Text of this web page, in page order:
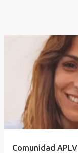
Comunidad APLV